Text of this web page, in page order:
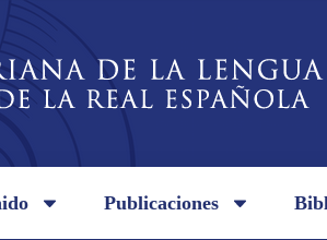
Publicaciones